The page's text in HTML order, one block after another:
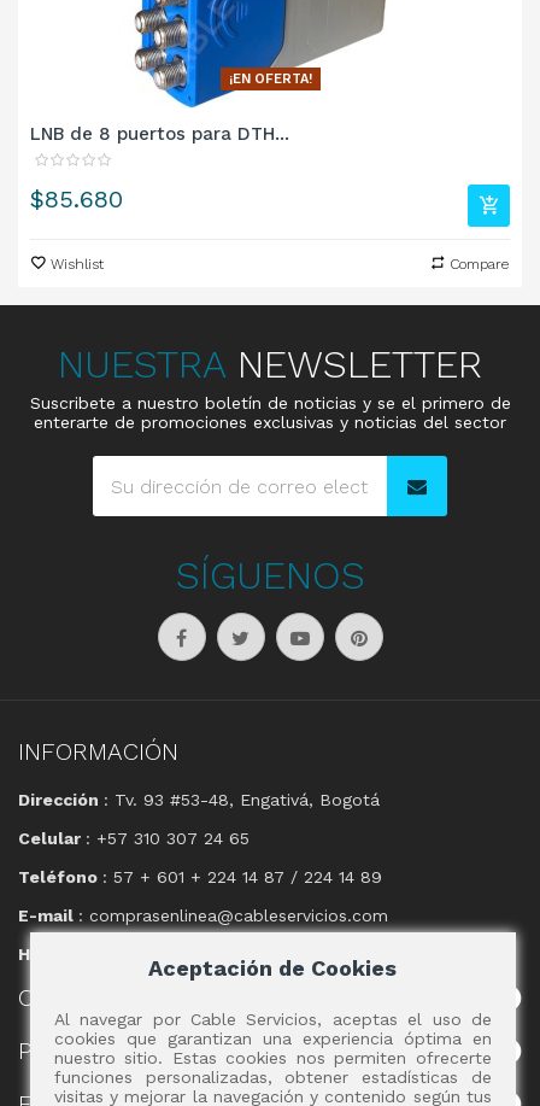
¡EN OFERTA!
LNB de 8 puertos para DTH...
Precio
$85.680
Wishlist Compare
NUESTRA NEWSLETTER
Suscribete a nuestro boletín de noticias y se el primero de
enterarte de promociones exclusivas y noticias del sector
SÍGUENOS
INFORMACIÓN
Dirección : Tv. 93 #53-48, Engativá, Bogotá
Celular : +57 310 307 24 65
Teléfono : 57 + 601 + 224 14 87 / 224 14 89
E-mail : comprasenlinea@cableservicios.com
Horario
CABLE
POLÍTICAS
Aceptación de Cookies
Al navegar por Cable Servicios, aceptas el uso de
cookies que garantizan una experiencia óptima en
nuestro sitio. Estas cookies nos permiten ofrecerte
funciones personalizadas, obtener estadísticas de
visitas y mejorar la navegación y contenido según tus